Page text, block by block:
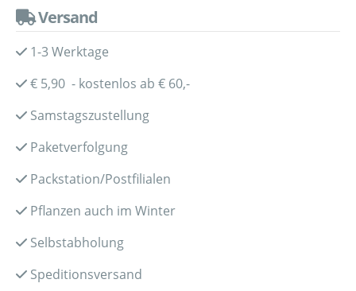
Versand
1-3 Werktage
€ 5,90 - kostenlos ab € 60,-
Samstagszustellung
Paketverfolgung
Packstation/Postfilialen
Pflanzen auch im Winter
Selbstabholung
Speditionsversand